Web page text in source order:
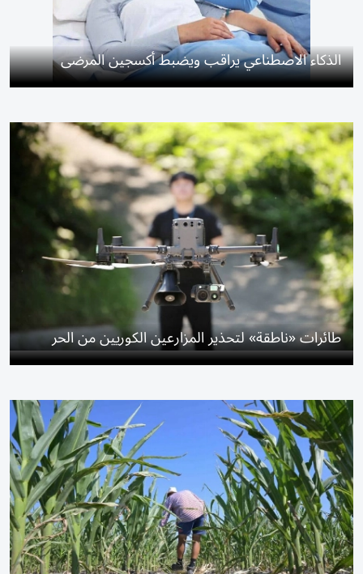
الذكاء الاصطناعي يراقب ويضبط أكسجين المرضى
طائرات «ناطقة» لتحذير المزارعين الكوريين من الحر